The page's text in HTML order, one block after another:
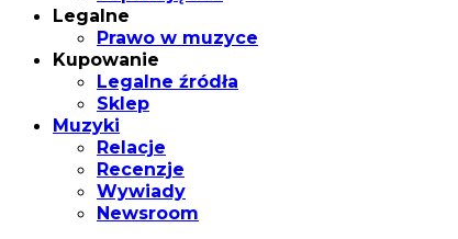
Legalne
Prawo w muzyce
Kupowanie
Legalne źródła
Sklep
Muzyki
Relacje
Recenzje
Wywiady
Newsroom